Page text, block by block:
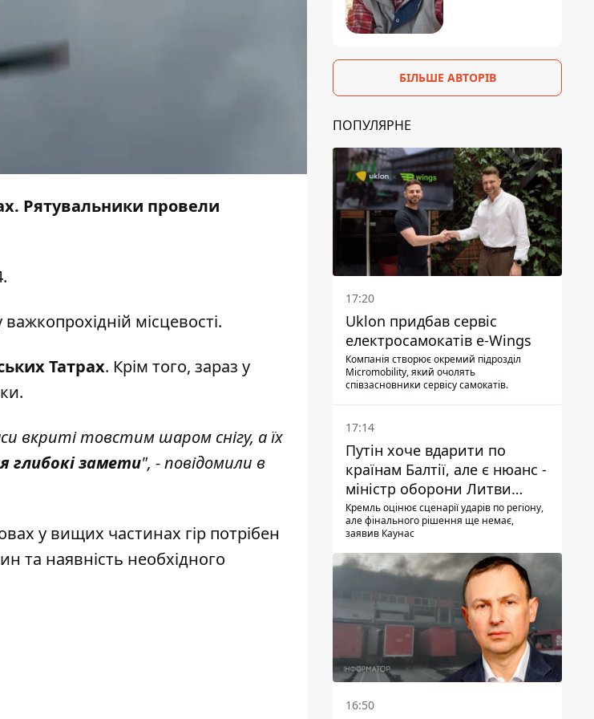
Рятувальники провели
.
важкопрохідній місцевості.
Татрах. Крім того, зараз у
вкриті товстим шаром снігу, а їх
глибокі замети", - повідомили в
у вищих частинах гір потрібен
та наявність необхідного
БІЛЬШЕ АВТОРІВ
ПОПУЛЯРНЕ
17:20
Uklon придбав сервіс
електросамокатів e-Wings
Компанія створює окремий підрозділ
Micromobility, який очолять
співзасновники сервісу самокатів.
17:14
Путін хоче вдарити по
країнам Балтії, але є нюанс -
міністр оборони Литви
зробив заяву
Кремль оцінює сценарії ударів по регіону,
але фінального рішення ще немає,
заявив Каунас
16:50